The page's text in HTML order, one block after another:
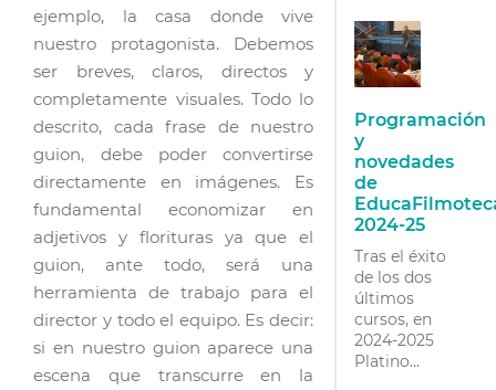
ejemplo, la casa donde vive
nuestro protagonista. Debemos
ser breves, claros, directos y
completamente visuales. Todo lo
descrito, cada frase de nuestro
guion, debe poder convertirse
directamente en imágenes. Es
fundamental economizar en
adjetivos y florituras ya que el
guion, ante todo, será una
herramienta de trabajo para el
director y todo el equipo. Es decir:
si en nuestro guion aparece una
escena que transcurre en la
Luis Garci se
ha ganado a
pulso el título
de «leyenda
español.
Director de la
primera
producción
española…
Programación
y
novedades
de
2024-25
Tras el éxito
de los dos
últimos
cursos, en
2024-2025
Platino